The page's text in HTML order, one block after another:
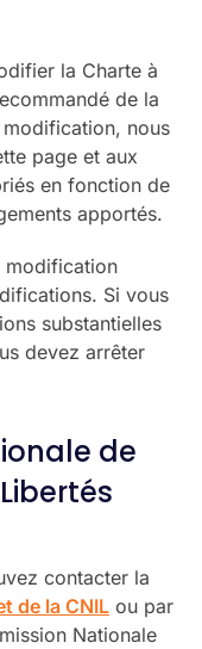
la Charte à
de la
nous
page et aux
en fonction de
apportés.
modification
Si vous
substantielles
devez arrêter
de
contacter la
de la CNIL ou par
Nationale